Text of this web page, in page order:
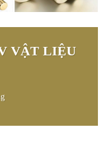
VẬT LIỆU